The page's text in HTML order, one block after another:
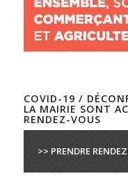
COVID-19 /
LA MAIRIE SONT
RENDEZ-VOUS
>> PRENDRE